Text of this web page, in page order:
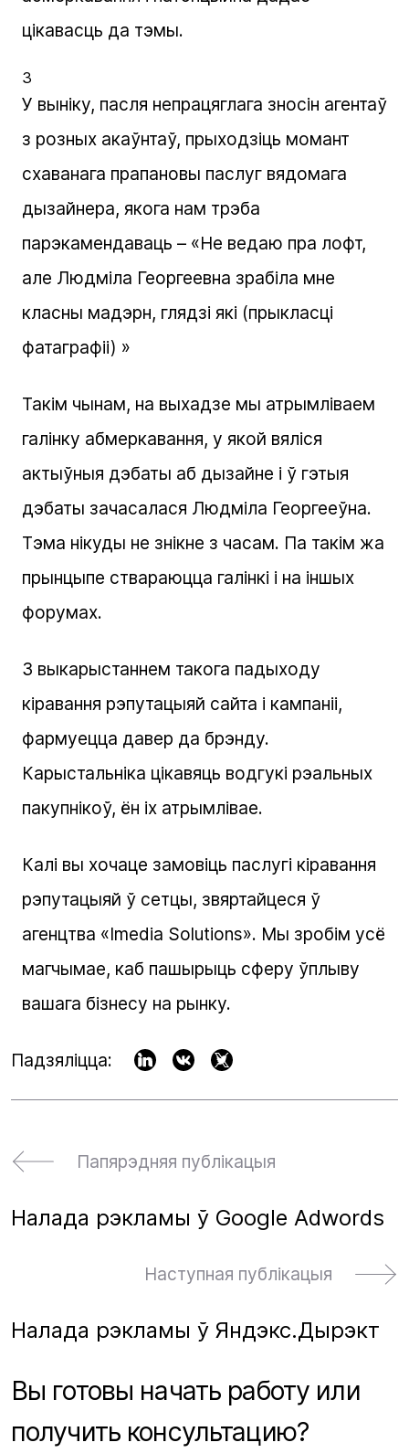
цікавасць да тэмы.
3
У выніку, пасля непрацяглага зносін агентаў
з розных акаўнтаў, прыходзіць момант
схаванага прапановы паслуг вядомага
дызайнера, якога нам трэба
парэкамендаваць – «Не ведаю пра лофт,
але Людміла Георгеевна зрабіла мне
класны мадэрн, глядзі які (прыкласці
фатаграфіі) »
Такім чынам, на выхадзе мы атрымліваем
галінку абмеркавання, у якой вяліся
актыўныя дэбаты аб дызайне і ў гэтыя
дэбаты зачасалася Людміла Георгееўна.
Тэма нікуды не знікне з часам. Па такім жа
прынцыпе ствараюцца галінкі і на іншых
форумах.
З выкарыстаннем такога падыходу
кіравання рэпутацыяй сайта і кампаніі,
фармуецца давер да брэнду.
Карыстальніка цікавяць водгукі рэальных
пакупнікоў, ён іх атрымлівае.
Калі вы хочаце замовіць паслугі кіравання
рэпутацыяй ў сетцы, звяртайцеся ў
агенцтва «Imedia Solutions». Мы зробім усё
магчымае, каб пашырыць сферу ўплыву
вашага бізнесу на рынку.
Падзяліцца:
Папярэдняя публікацыя
Налада рэкламы ў Google Adwords
Наступная публікацыя
Налада рэкламы ў Яндэкс.Дырэкт
Вы готовы начать работу или
получить консультацию?